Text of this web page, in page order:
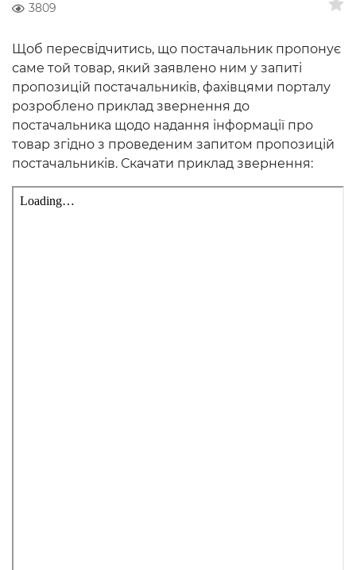
3809
Щоб пересвідчитись, що постачальник пропонує
саме той товар, який заявлено ним у запиті
пропозицій постачальників, фахівцями порталу
розроблено приклад звернення до
постачальника щодо надання інформації про
товар згідно з проведеним запитом пропозицій
постачальників. Скачати приклад звернення: